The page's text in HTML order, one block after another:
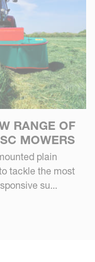
RANGE OF
MOWERS
plain
tackle the most
su...